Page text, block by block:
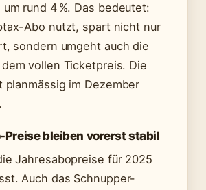
rund 4 %. Das bedeutet:
Abo nutzt, spart nicht nur
sondern umgeht auch die
vollen Ticketpreis. Die
planmässig im Dezember
bleiben vorerst stabil
Jahresabopreise für 2025
Auch das Schnupper-